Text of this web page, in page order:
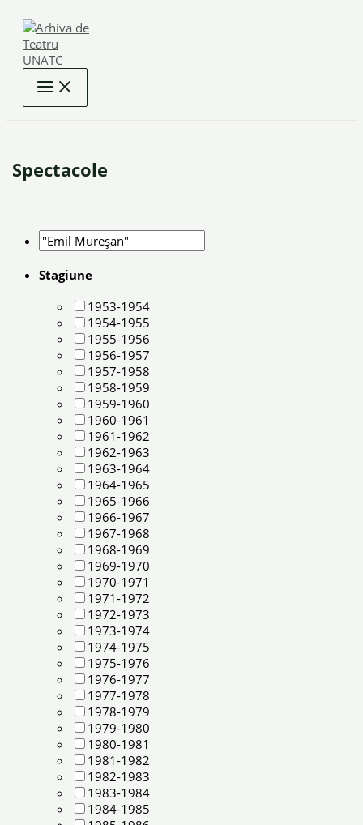
content
Spectacole
Stagiune
1953-1954
1954-1955
1955-1956
1956-1957
1957-1958
1958-1959
1959-1960
1960-1961
1961-1962
1962-1963
1963-1964
1964-1965
1965-1966
1966-1967
1967-1968
1968-1969
1969-1970
1970-1971
1971-1972
1972-1973
1973-1974
1974-1975
1975-1976
1976-1977
1977-1978
1978-1979
1979-1980
1980-1981
1981-1982
1982-1983
1983-1984
1984-1985